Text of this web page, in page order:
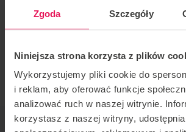
Zgoda Szczegóły
Niniejsza strona korzysta z plików
Wykorzystujemy pliki cookie do
i reklam, aby oferować funkcje
analizować ruch w naszej witrynie.
korzystasz z naszej witryny,
Invitamos a Pro en cada etapa de
unirse a este campamento o tiene
ORGANIZADOR DE EVENTOS